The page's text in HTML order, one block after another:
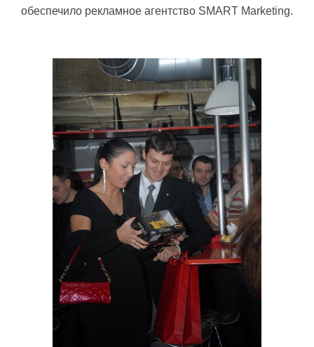
обеспечило рекламное агентство SMART Marketing.